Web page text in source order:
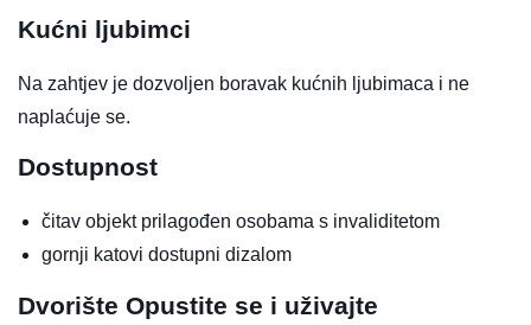
Kućni ljubimci
Na zahtjev je dozvoljen boravak kućnih ljubimaca i ne
naplaćuje se.
Dostupnost
čitav objekt prilagođen osobama s invaliditetom
gornji katovi dostupni dizalom
Dvorište Opustite se i uživajte